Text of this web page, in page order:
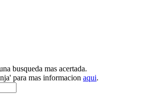
busqueda mas acertada.
para mas informacion aqui.